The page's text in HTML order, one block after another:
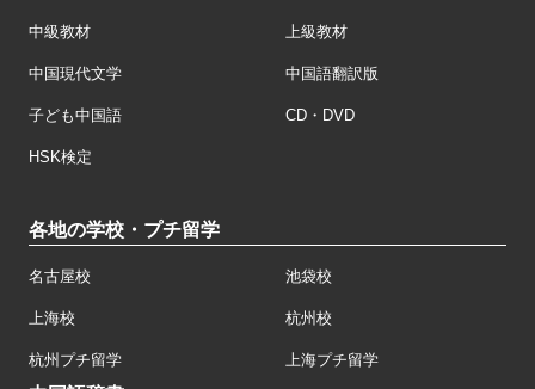
中級教材 上級教材
中国現代文学 中国語翻訳版
子ども中国語 CD・DVD
HSK検定
各地の学校・プチ留学
名古屋校 池袋校
上海校 杭州校
杭州プチ留学 上海プチ留学